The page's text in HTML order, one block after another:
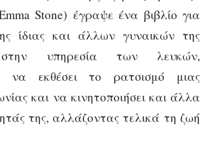
Stone) έγραψε ένα βιβλίο για
ίδιας και άλλων γυναικών της
υπηρεσία των λευκών,
να εκθέσει το ρατσισμό μιας
και να κινητοποιήσει και άλλα
της, αλλάζοντας τελικά τη ζωή